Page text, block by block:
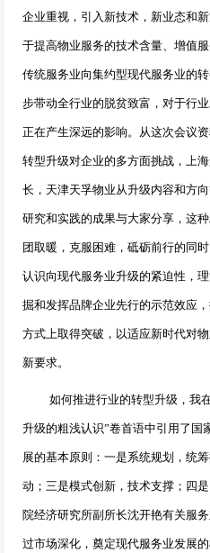
企业重视，引入新技术，新业态和
于提高物业服务的技术含量、增值
传统服务业向集约型现代服务业的
步带动全行业的脱贫致富，对于行
正在产生深远的影响。从这次会议
转型升级对企业的多方面挑战，上
长，天津天孚物业从升级内容和方
研究和实践的成果与大家分享，这
团取暖，克服困难，砥砺前行的同
认识向现代服务业升级的紧迫性，
掘和发挥品牌企业先行的示范效应
方式上取得突破，以适应新时代对
新要求。
如何推进行业的转型升级，我
升级的粗浅认识”卷首语中引用了国
展的基本原则 ：一是系统规划，统
动；三是模式创新，技术支撑；四是
院经济研究所副所长沈开艳有关服
过市场深化，奠定现代服务业发展